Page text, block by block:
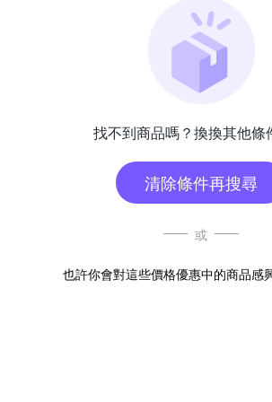
找不到商品嗎？換換其他條
清除條件再搜尋
或
也許你會對這些價格優惠中的商品感